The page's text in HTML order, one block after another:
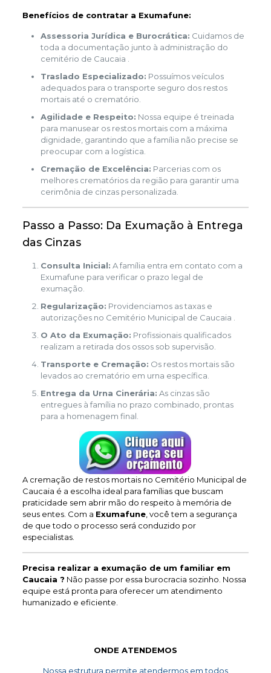
Benefícios de contratar a Exumafune:
Assessoria Jurídica e Burocrática: Cuidamos de
toda a documentação junto à administração do
cemitério de Caucaia .
Traslado Especializado: Possuímos veículos
adequados para o transporte seguro dos restos
mortais até o crematório.
Agilidade e Respeito: Nossa equipe é treinada
para manusear os restos mortais com a máxima
dignidade, garantindo que a família não precise se
preocupar com a logística.
Cremação de Excelência: Parcerias com os
melhores crematórios da região para garantir uma
cerimônia de cinzas personalizada.
Passo a Passo: Da Exumação à Entrega
das Cinzas
Consulta Inicial: A família entra em contato com a
Exumafune para verificar o prazo legal de
exumação.
Regularização: Providenciamos as taxas e
autorizações no Cemitério Municipal de Caucaia .
O Ato da Exumação: Profissionais qualificados
realizam a retirada dos ossos sob supervisão.
Transporte e Cremação: Os restos mortais são
levados ao crematório em urna específica.
Entrega da Urna Cinerária: As cinzas são
entregues à família no prazo combinado, prontas
para a homenagem final.
A cremação de restos mortais no Cemitério Municipal de
Caucaia é a escolha ideal para famílias que buscam
praticidade sem abrir mão do respeito à memória de
seus entes. Com a Exumafune, você tem a segurança
de que todo o processo será conduzido por
especialistas.
Precisa realizar a exumação de um familiar em
Caucaia ? Não passe por essa burocracia sozinho. Nossa
equipe está pronta para oferecer um atendimento
humanizado e eficiente.
ONDE ATENDEMOS
Nossa estrutura permite atendermos em todos